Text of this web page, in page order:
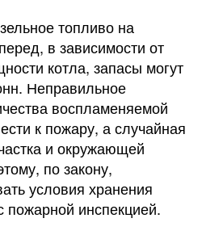
топливо на
в зависимости от
котла, запасы могут
Неправильное
воспламеняемой
к пожару, а случайная
и окружающей
по закону,
условия хранения
пожарной инспекцией.